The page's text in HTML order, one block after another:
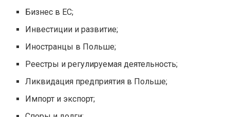
Бизнес в ЕС;
Инвестиции и развитие;
Иностранцы в Польше;
Реестры и регулируемая деятельность;
Ликвидация предприятия в Польше;
Импорт и экспорт;